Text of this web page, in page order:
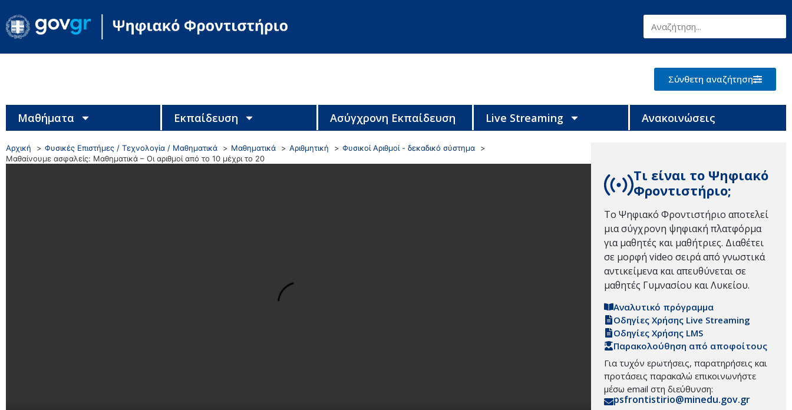
Σύνθετη αναζήτηση
Μαθήματα Εκπαίδευση Ασύγχρονη Εκπαίδευση Live Streaming Ανακοινώσεις
Αρχική Φυσικές Επιστήμες / Τεχνολογία / Μαθηματικά Μαθηματικά Αριθμητική
Φυσικοί Αριθμοί - δεκαδικό σύστημα
Μαθαίνουμε ασφαλείς: Μαθηματικά – Οι αριθμοί από το 10 μέχρι το 20
Τι είναι το Ψηφιακό
Φροντιστήριο;
Το Ψηφιακό Φροντιστήριο αποτελεί
μια σύγχρονη ψηφιακή πλατφόρμα
για μαθητές και μαθήτριες. Διαθέτει
σε μορφή video σειρά από γνωστικά
αντικείμενα και απευθύνεται σε
μαθητές Γυμνασίου και Λυκείου.
Αναλυτικό πρόγραμμα
Οδηγίες Χρήσης Live Streaming
Οδηγίες Χρήσης LMS
Παρακολούθηση από αποφοίτους
Για τυχόν ερωτήσεις, παρατηρήσεις και
προτάσεις παρακαλώ επικοινωνήστε
μέσω email στη διεύθυνση:
psfrontistirio@minedu.gov.gr